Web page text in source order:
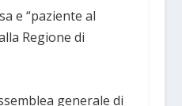
e “paziente al
Regione di
generale di